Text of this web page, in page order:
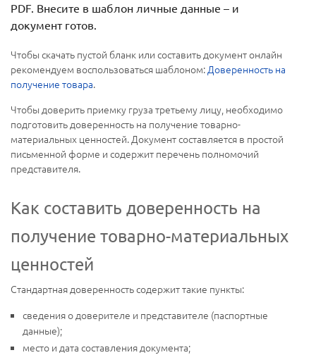
PDF. Внесите в шаблон личные данные – и
документ готов.
Чтобы скачать пустой бланк или составить документ онлайн
рекомендуем воспользоваться шаблоном:Доверенность на
получение товара.
Чтобы доверить приемку груза третьему лицу, необходимо
подготовить доверенность на получение товарно-
материальных ценностей. Документ составляется в простой
письменной форме и содержит перечень полномочий
представителя.
Как составить доверенность на
получение товарно-материальных
ценностей
Стандартная доверенность содержит такие пункты:
сведения о доверителе и представителе (паспортные
данные);
место и дата составления документа;